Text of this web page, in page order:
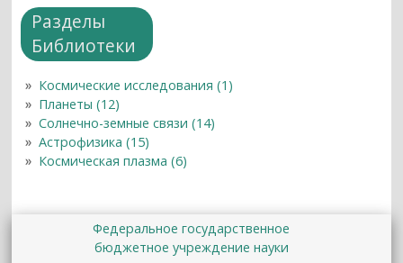
Разделы
Библиотеки
Космические исследования (1)
Планеты (12)
Солнечно-земные связи (14)
Астрофизика (15)
Космическая плазма (6)
Федеральное государственное
бюджетное учреждение науки